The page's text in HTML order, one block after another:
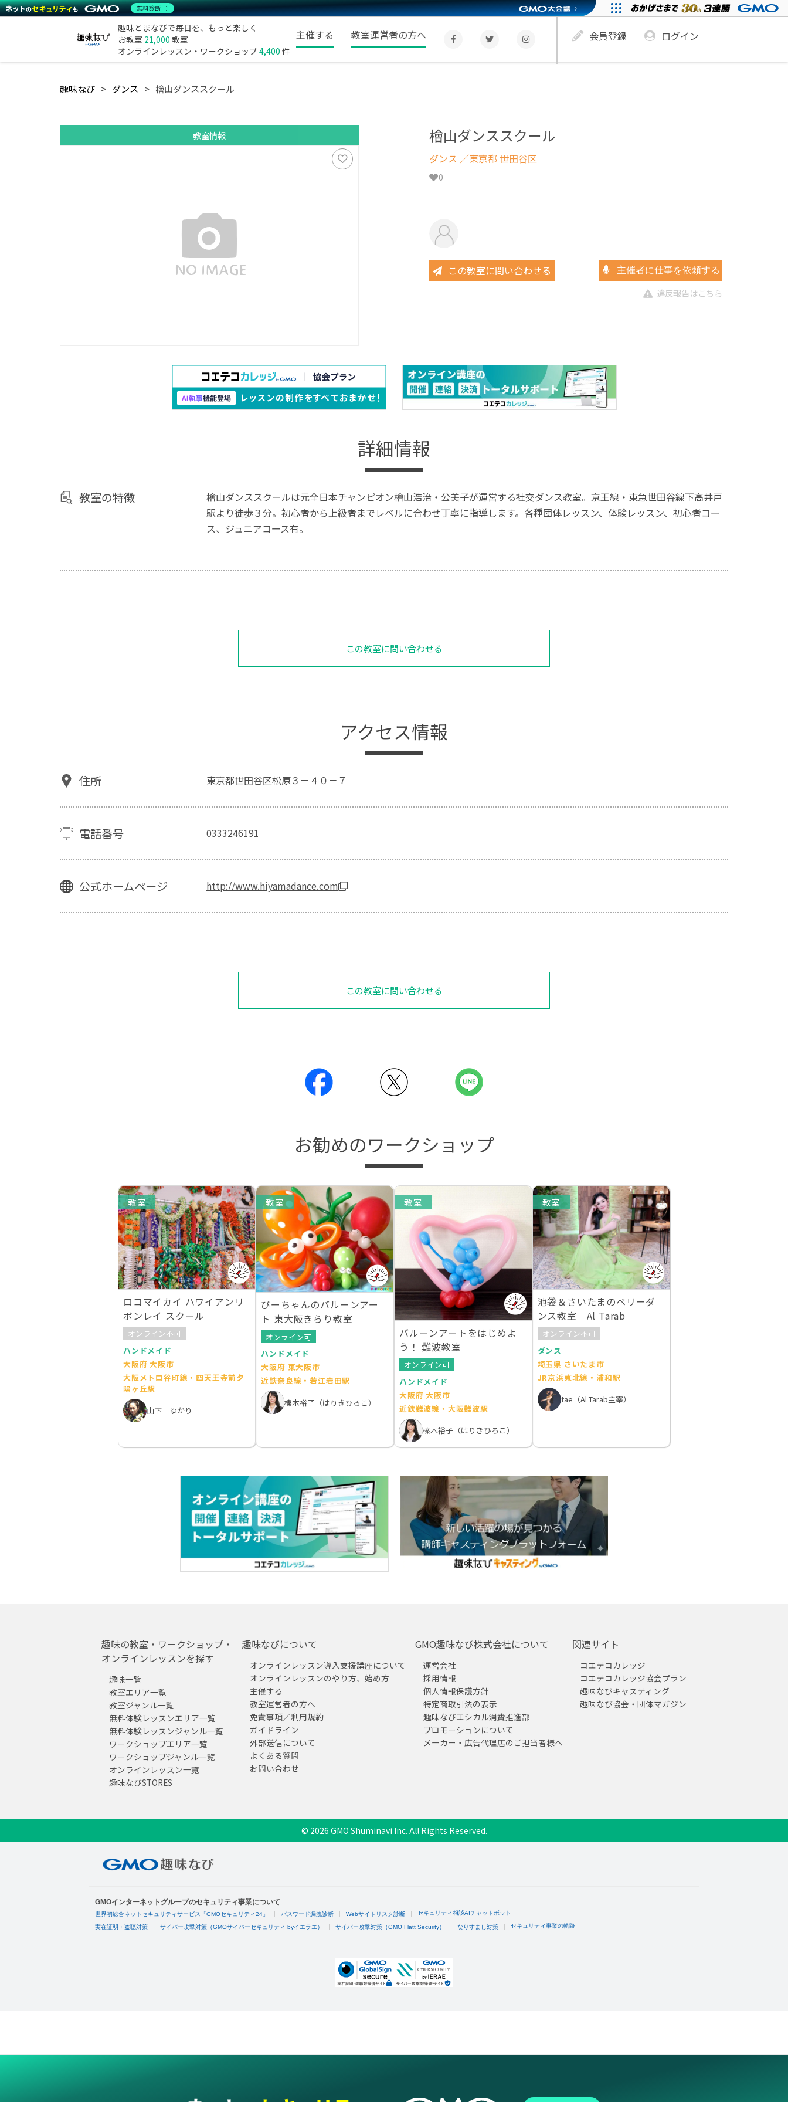
趣味とまなびで毎日を、もっと楽しく
お教室 21,000 教室
オンラインレッスン・ワークショップ4,400 件
主催する 教室運営者の方へ 会員登録 ログイン
趣味なび ダンス 檜山ダンススクール
教室情報 檜山ダンススクール
ダンス ／東京都 世田谷区
0
この教室に問い合わせる 主催者に仕事を依頼する
違反報告はこちら
詳細情報
教室の特徴
檜山ダンススクールは元全日本チャンピオン檜山浩治・公美子が運営する社交ダンス教室。京王線・東急世田谷線下高井戸
駅より徒歩３分。初心者から上級者までレベルに合わせ丁寧に指導します。各種団体レッスン、体験レッスン、初心者コー
ス、ジュニアコース有。
この教室に問い合わせる
アクセス情報
住所 東京都世田谷区松原３－４０－７
電話番号 0333246191
公式ホームページ http://www.hiyamadance.com
この教室に問い合わせる
お勧めのワークショップ
教室
ロコマイカイ ハワイアンリ
ボンレイ スクール
オンライン不可
ハンドメイド
大阪府 大阪市
大阪メトロ谷町線・四天王寺前夕
陽ヶ丘駅
山下 ゆかり
教室
ぴーちゃんのバルーンアー
ト 東大阪きらり教室
オンライン可
ハンドメイド
大阪府 東大阪市
近鉄奈良線・若江岩田駅
榛木裕子（はりきひろこ）
教室
バルーンアートをはじめよ
う！ 難波教室
オンライン可
ハンドメイド
大阪府 大阪市
近鉄難波線・大阪難波駅
榛木裕子（はりきひろこ）
教室
池袋＆さいたまのベリーダ
ンス教室｜Al Tarab
オンライン不可
ダンス
埼玉県 さいたま市
JR京浜東北線・浦和駅
tae（Al Tarab主宰）
趣味の教室・ワークショップ・
オンラインレッスンを探す
趣味一覧
教室エリア一覧
教室ジャンル一覧
無料体験レッスンエリア一覧
無料体験レッスンジャンル一覧
ワークショップエリア一覧
ワークショップジャンル一覧
オンラインレッスン一覧
趣味なびSTORES
趣味なびについて
オンラインレッスン導入支援講座について
オンラインレッスンのやり方、始め方
主催する
教室運営者の方へ
免責事項／利用規約
ガイドライン
外部送信について
よくある質問
お問い合わせ
GMO趣味なび株式会社について
運営会社
採用情報
個人情報保護方針
特定商取引法の表示
趣味なびエシカル消費推進部
プロモーションについて
メーカー・広告代理店のご担当者様へ
関連サイト
コエテコカレッジ
コエテコカレッジ協会プラン
趣味なびキャスティング
趣味なび協会・団体マガジン
© 2026 GMO Shuminavi Inc. All Rights Reserved.
無料診断